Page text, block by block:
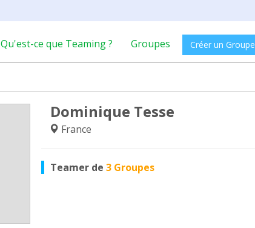
Qu'est-ce que Teaming ? Groupes Créer un Groupe
Dominique Tesse
France
Teamer de 3 Groupes